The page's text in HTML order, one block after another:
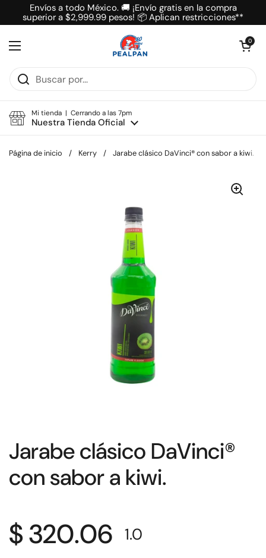
Ir al contenido
Envíos a todo México. 🚚 ¡Envío gratis en la compra
superior a $2,999.99 pesos! 📦 Aplican restricciones**
Abrir menú
Abrir carrito
0
Mi tienda | Cerrando a las 7pm
Nuestra Tienda Oficial
Página de inicio / Kerry / Jarabe clásico DaVinci® con sabor a kiwi.
Jarabe clásico DaVinci®
con sabor a kiwi.
$ 320.06 1.0